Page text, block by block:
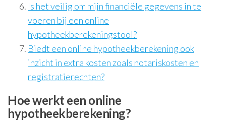
Is het veilig om mijn financiële gegevens in te
voeren bij een online
hypotheekberekeningstool?
Biedt een online hypotheekberekening ook
inzicht in extra kosten zoals notariskosten en
registratierechten?
Hoe werkt een online
hypotheekberekening?